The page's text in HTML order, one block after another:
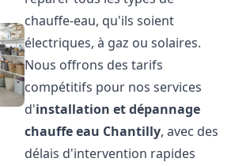
chauffe-eau, qu'ils soient
électriques, à gaz ou solaires.
Nous offrons des tarifs
compétitifs pour nos services
d'installation et dépannage
chauffe eau Chantilly, avec des
délais d'intervention rapides